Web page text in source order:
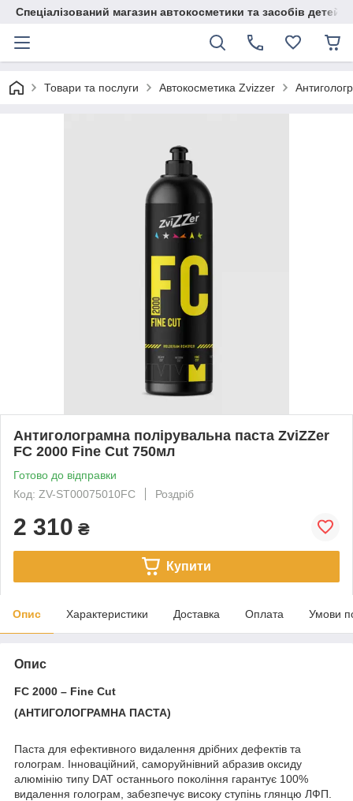
Спеціалізований магазин автокосметики та засобів
Товари та послуги Автокосметика Zvizzer
Антиголограмна полірувальна паста ZviZZer
FC 2000 Fine Cut 750мл
Готово до відправки
Код: ZV-ST00075010FC
Роздріб
2 310 ₴
Купити
Опис Характеристики Доставка Оплата Умови
Опис
FC 2000 – Fine Cut
(АНТИГОЛОГРАМНА ПАСТА)
Паста для ефективного видалення дрібних дефектів та
голограм. Інноваційний, саморуйнівний абразив оксиду
алюмінію типу DAT останнього покоління гарантує 100%
видалення голограм, забезпечує високу ступінь глянцю ЛФП.